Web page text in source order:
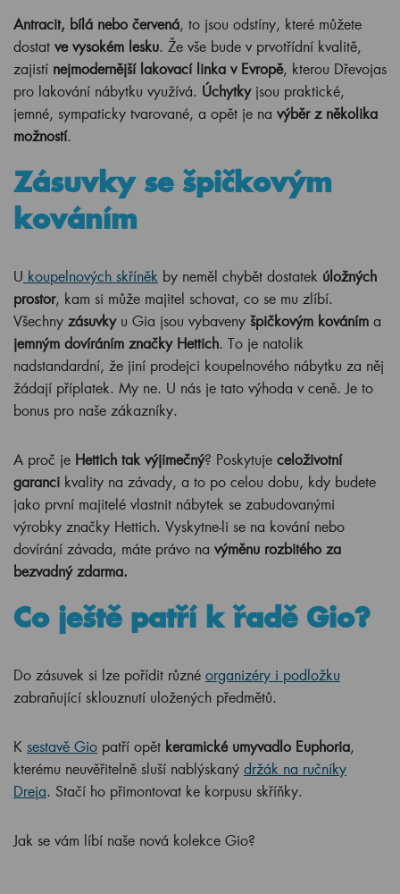
Antracit, bílá nebo červená, to jsou odstíny, které můžete
dostat ve vysokém lesku. Že vše bude v prvotřídní kvalitě,
zajistí nejmodernější lakovací linka v Evropě, kterou Dřevojas
pro lakování nábytku využívá. Úchytkyjsou praktické,
jemné, sympaticky tvarované, a opět je na výběr z několika
možností.
Zásuvky se špičkovým
kováním
U koupelnových skříněk by neměl chybět dostatek úložných
prostor, kam si může majitel schovat, co se mu zlíbí.
Všechny zásuvkyu Gia jsou vybaveny špičkovým kováním a
jemným dovíráním značky Hettich. To je natolik
nadstandardní, že jiní prodejci koupelnového nábytku za něj
žádají příplatek. My ne. U nás je tato výhoda v ceně. Je to
bonus pro naše zákazníky.
A proč je Hettich tak výjimečný? Poskytuje celoživotní
garanci kvality na závady, a to po celou dobu, kdy budete
jako první majitelé vlastnit nábytek se zabudovanými
výrobky značky Hettich. Vyskytne-li se na kování nebo
dovírání závada, máte právo na výměnu rozbitého za
bezvadný zdarma.
Co ještě patří k řadě Gio?
Do zásuvek si lze pořídit různé organizéry i podložku
zabraňující sklouznutí uložených předmětů.
K sestavě Gio patří opět keramické umyvadlo Euphoria,
kterému neuvěřitelně sluší nablýskaný držák na ručníky
Dreja. Stačí ho přimontovat ke korpusu skříňky.
Jak se vám líbí naše nová kolekce Gio?